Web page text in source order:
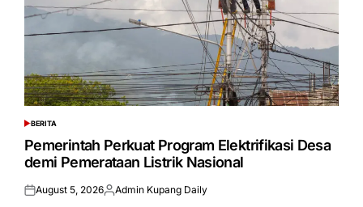
POSTED
IN
BERITA
Pemerintah Perkuat Program Elektrifikasi Desa
demi Pemerataan Listrik Nasional
Posted
August 5, 2026Posted
Admin Kupang Daily